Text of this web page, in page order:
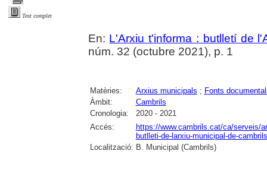
Text complet
En: L'Arxiu t'informa : butlletí de
núm. 32 (octubre 2021), p. 1
Matèries: Arxius municipals ; Fonts
Àmbit:
Cambrils
Cronologia:
2020 - 2021
Accés:
https://www.cambrils.cat/ca/serveis/
butlleti-de-larxiu-municipal-de-
Localització: B. Municipal (Cambrils)